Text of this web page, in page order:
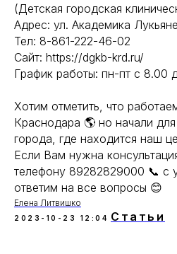
(Детская городская
Адрес: ул. Академика
Тел: 8-861-222-46-02
Сайт: https://dgkb-krd.ru/
График работы: пн-пт с 8.00
Хотим отметить, что
Краснодара 🌎 но начали
города, где находится наш
Если Вам нужна
телефону 89282829000 📞 с
ответим на все вопросы 😊
Елена Литвишко
2023-10-23 12:04 Статьи